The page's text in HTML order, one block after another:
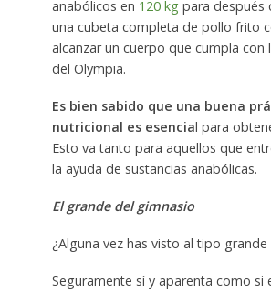
anabólicos en 120 kg para después
una cubeta completa de pollo frito
alcanzar un cuerpo que cumpla con
del Olympia.
Es bien sabido que una buena
nutricional es esencial para
Esto va tanto para aquellos que
la ayuda de sustancias anabólicas.
El grande del gimnasio
¿Alguna vez has visto al tipo
Seguramente sí y aparenta como si